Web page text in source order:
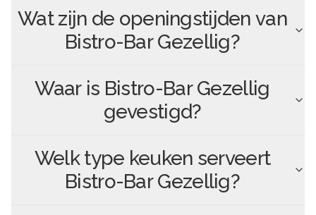
Wat zijn de openingstijden van
Bistro-Bar Gezellig?
Waar is Bistro-Bar Gezellig
gevestigd?
Welk type keuken serveert
Bistro-Bar Gezellig?